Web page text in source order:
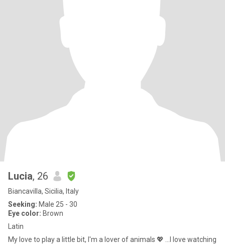
Lucia, 26
Biancavilla, Sicilia, Italy
Seeking: Male 25 - 30
Eye color: Brown
Latin
My love to play a little bit, I'm a lover of animals 💖 ...I love watching